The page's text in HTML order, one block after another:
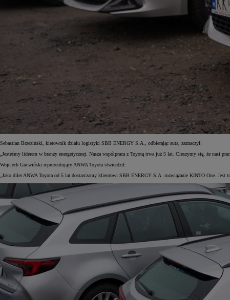
Od105 300 zł
Corolla Hatchback
HYBRID
Sebastian Brzeziński, kierownik działu logistyki SBB ENERGY S.A., odbierając auta, zaznaczył:
„Jesteśmy liderem w branży energetycznej. Nasza współpraca z Toyotą trwa już 5 lat. Cieszymy się, że nasi
Wojciech Gucwiński reprezentujący ANWA Toyota stwierdził:
„Jako diler ANWA Toyota od 5 lat dostarczamy klientowi SBB ENERGY S.A. rozwiązanie KINTO One.